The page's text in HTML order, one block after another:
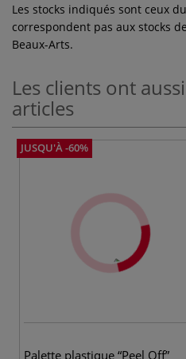
Les stocks indiqués sont ceux
correspondent pas aux stocks
Beaux-Arts.
Les clients ont
articles
JUSQU'À -60%
Palette plastique “Peel Off”